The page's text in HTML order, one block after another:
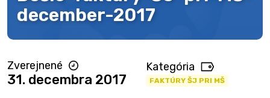
december-2017
Zverejnené
31. decembra 2017
Kategória
FAKTÚRY ŠJ PRI MŠ